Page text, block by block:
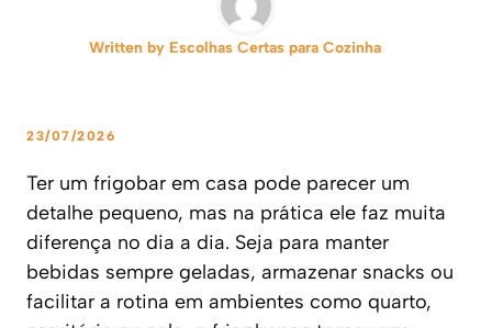
Written by Escolhas Certas para Cozinha
23/07/2026
Ter um frigobar em casa pode parecer um
detalhe pequeno, mas na prática ele faz muita
diferença no dia a dia. Seja para manter
bebidas sempre geladas, armazenar snacks ou
facilitar a rotina em ambientes como quarto,